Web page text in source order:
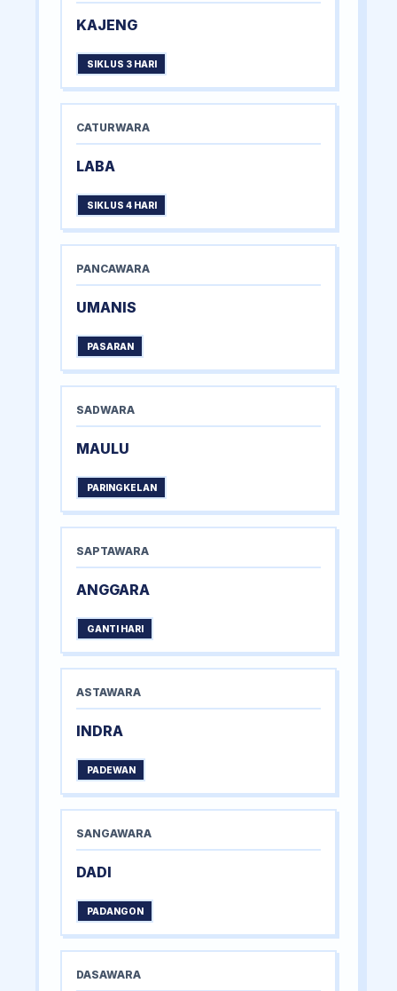
KAJENG
SIKLUS 3 HARI
CATURWARA
LABA
SIKLUS 4 HARI
PANCAWARA
UMANIS
PASARAN
SADWARA
MAULU
PARINGKELAN
SAPTAWARA
ANGGARA
GANTI HARI
ASTAWARA
INDRA
PADEWAN
SANGAWARA
DADI
PADANGON
DASAWARA